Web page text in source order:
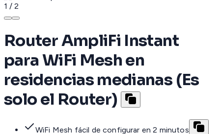
1 / 2
Router AmpliFi Instant
para WiFi Mesh en
residencias medianas (Es
solo el Router)
WiFi Mesh fácil de configurar en 2 minutos